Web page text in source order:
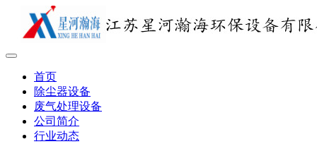
首页
除尘器设备
废气处理设备
公司简介
行业动态